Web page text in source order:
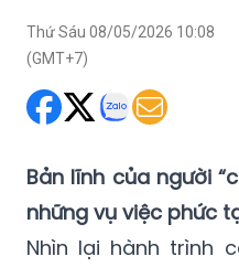
Thứ Sáu 08/05/2026 10:08
(GMT+7)
Bản lĩnh của người
những vụ việc phức
Nhìn lại hành trình